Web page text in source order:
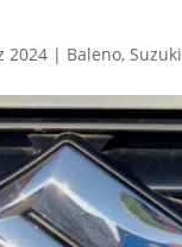
2024 | Baleno, Suzuki